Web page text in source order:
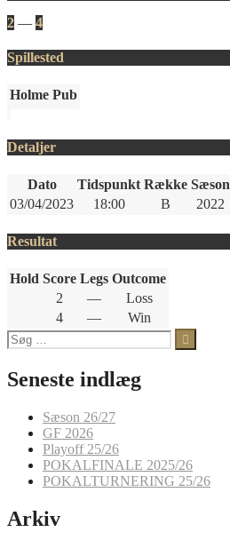
2 — 4
Spillested
Holme Pub
Detaljer
Dato Tidspunkt Række Sæson
03/04/2023
18:00 B 2022
Resultat
Hold Score Legs Outcome
2
—
Loss
4
—
Win
Søg
efter:
Seneste indlæg
Sæson 26/27
GF 2026
Playoff 25/26
POKALFINALE 2025/26
POKALTURNERING 25/26
Arkiv